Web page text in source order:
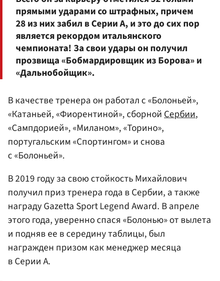
прямыми ударами со штрафных, причем
28 из них забил в Серии А, и это до сих пор
является рекордом итальянского
чемпионата! За свои удары он получил
прозвища «Бобмардировщик из Борова» и
«Дальнобойщик».
В качестве тренера он работал с «Болоньей»,
«Катаньей, «Фиорентиной», сборнойСербии,
«Сампдорией», «Миланом», «Торино»,
португальским «Спортингом» и снова
с «Болоньей».
В 2019 году за свою стойкость Михайлович
получил приз тренера года в Сербии, а также
награду Gazetta Sport Legend Award. В апреле
этого года, уверенно спася «Болонью» от вылета
и подняв ее в середину таблицы, был
награжден призом как менеджер месяца
в Серии А.